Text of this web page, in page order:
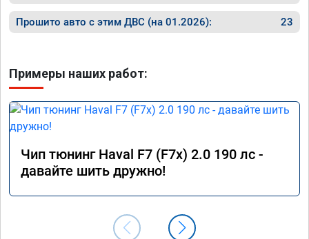
Прошито авто с этим ДВС (на 01.2026): 23
Примеры наших работ:
Чип тюнинг Haval F7 (F7x) 2.0 190 лс -
давайте шить дружно!